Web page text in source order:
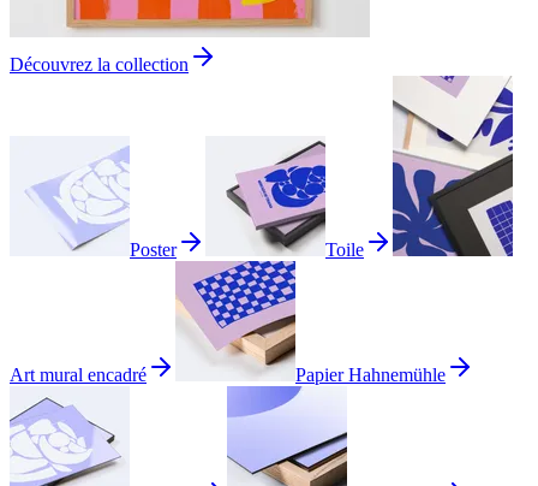
Découvrez la collection
Poster Toile
Art mural encadré Papier Hahnemühle